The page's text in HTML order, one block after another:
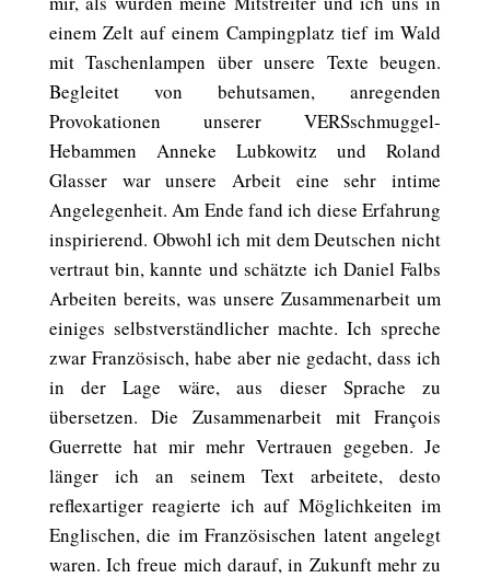
einem Zelt auf einem Campingplatz tief im Wald
mit Taschenlampen über unsere Texte beugen.
Begleitet von behutsamen, anregenden
Provokationen unserer VERSschmuggel-
Hebammen Anneke Lubkowitz und Roland
Glasser war unsere Arbeit eine sehr intime
Angelegenheit. Am Ende fand ich diese Erfahrung
inspirierend. Obwohl ich mit dem Deutschen nicht
vertraut bin, kannte und schätzte ich Daniel Falbs
Arbeiten bereits, was unsere Zusammenarbeit um
einiges selbstverständlicher machte. Ich spreche
zwar Französisch, habe aber nie gedacht, dass ich
in der Lage wäre, aus dieser Sprache zu
übersetzen. Die Zusammenarbeit mit François
Guerrette hat mir mehr Vertrauen gegeben. Je
länger ich an seinem Text arbeitete, desto
reflexartiger reagierte ich auf Möglichkeiten im
Englischen, die im Französischen latent angelegt
waren. Ich freue mich darauf, in Zukunft mehr zu